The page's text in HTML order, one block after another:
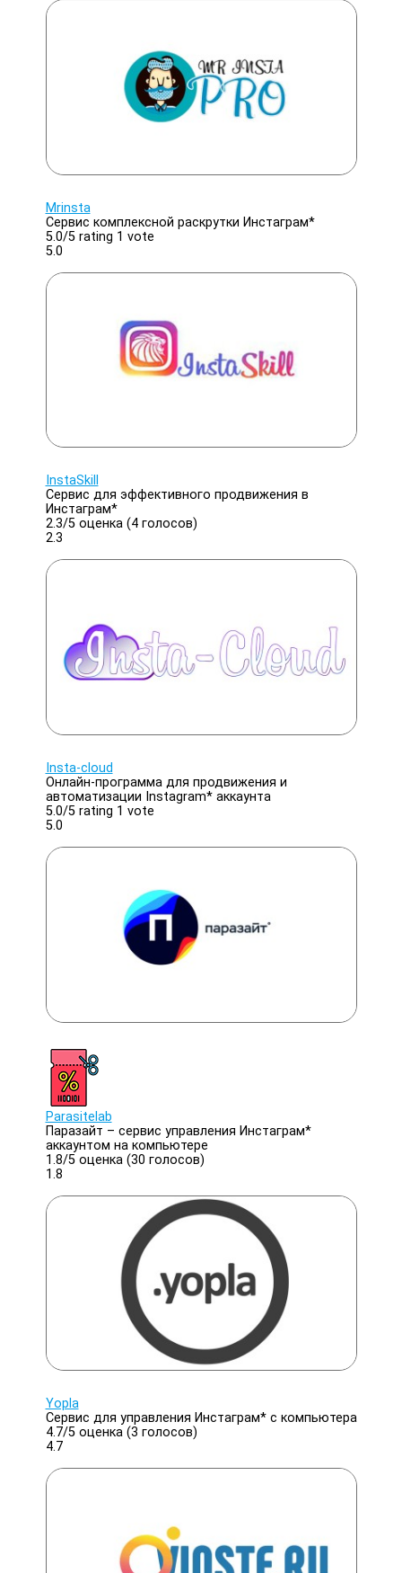
Mrinsta
Сервис комплексной раскрутки Инстаграм*
5.0/5rating 1 vote
5.0
InstaSkill
Сервис для эффективного продвижения в
Инстаграм*
2.3/5оценка (4 голосов)
2.3
Insta-cloud
Онлайн-программа для продвижения и
автоматизации Instagram* аккаунта
5.0/5rating 1 vote
5.0
Parasitelab
Паразайт – сервис управления Инстаграм*
аккаунтом на компьютере
1.8/5оценка (30 голосов)
1.8
Yopla
Сервис для управления Инстаграм* с компьютера
4.7/5оценка (3 голосов)
4.7